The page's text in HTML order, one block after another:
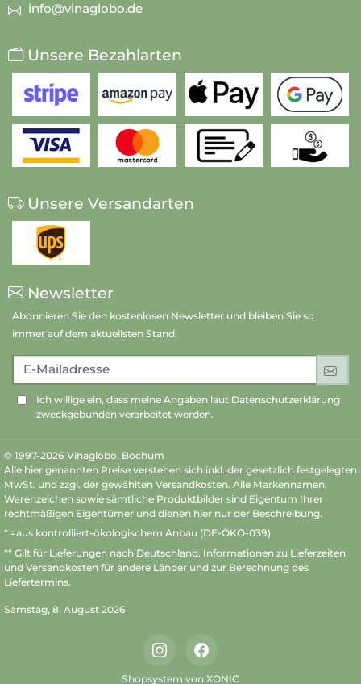
info@vinaglobo.de
Unsere Bezahlarten
Unsere Versandarten
Newsletter
Abonnieren Sie den kostenlosen Newsletter und bleiben Sie so
immer auf dem aktuellsten Stand.
E-Mailadresse
Ich willige ein, dass meine Angaben laut Datenschutzerklärung
zweckgebunden verarbeitet werden.
© 1997-2026 Vinaglobo, Bochum
Alle hier genannten Preise verstehen sich inkl. der gesetzlich festgelegten
MwSt. und zzgl. der gewählten Versandkosten. Alle Markennamen,
Warenzeichen sowie sämtliche Produktbilder sind Eigentum Ihrer
rechtmäßigen Eigentümer und dienen hier nur der Beschreibung.
* =aus kontrolliert-ökologischem Anbau (DE-ÖKO-039)
** Gilt für Lieferungen nach Deutschland. Informationen zu Lieferzeiten
und Versandkosten für andere Länder und zur Berechnung des
Liefertermins.
Samstag, 8. August 2026
InstagramFacebook
Shopsystem von XONIC